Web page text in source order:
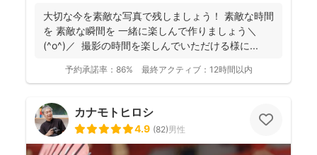
大切な今を素敵な写真で残しましょう！ 素敵な時間
を 素敵な瞬間を 一緒に楽しんで作りましょう＼
(^o^)／ 撮影の時間を楽しんでいただける様に...
予約承諾率： 86% 最終アクティブ： 12時間以内
カナモトヒロシ
4.9 (82)男性